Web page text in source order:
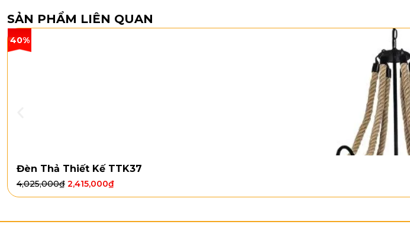
SẢN PHẨM LIÊN QUAN
40%
Đèn Thả Thiết Kế TTK37
4,025,000₫ 2,415,000₫